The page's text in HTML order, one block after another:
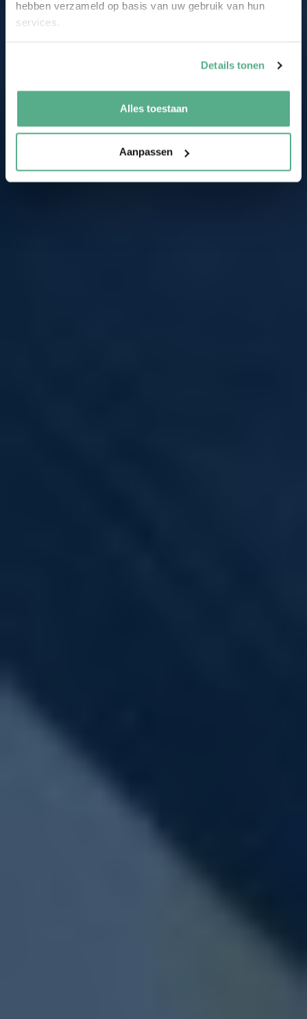
hebben verzameld op basis van uw gebruik van hun
services.
Details tonen
Alles toestaan
Aanpassen